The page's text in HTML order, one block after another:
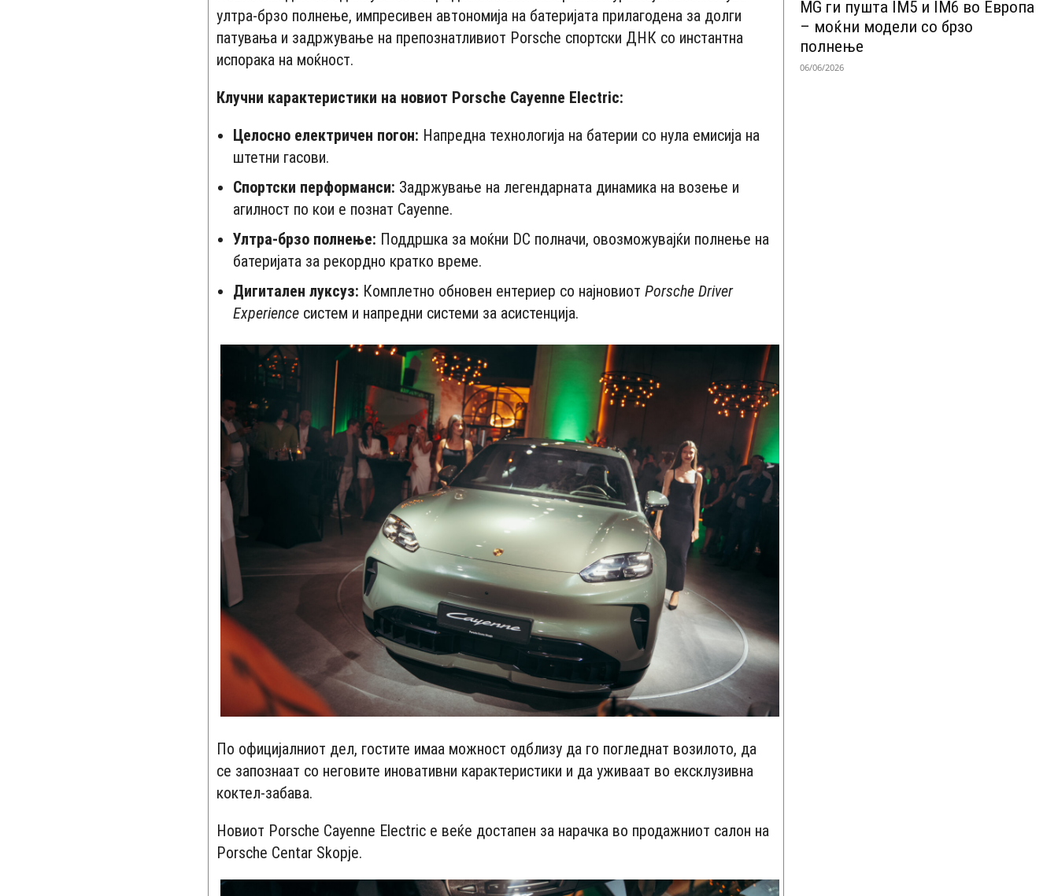
ултра-брзо полнење, импресивен автономија на батеријата прилагодена за долги
патувања и задржување на препознатливиот Porsche спортски ДНК со инстантна
испорака на моќност.
Клучни карактеристики на новиот Porsche Cayenne Electric:
Целосно електричен погон: Напредна технологија на батерии со нула емисија на
штетни гасови.
Спортски перформанси: Задржување на легендарната динамика на возење и
агилност по кои е познат Cayenne.
Ултра-брзо полнење: Поддршка за моќни DC полначи, овозможувајќи полнење на
батеријата за рекордно кратко време.
Дигитален луксуз: Комплетно обновен ентериер со најновиотPorsche Driver
Experience систем и напредни системи за асистенција.
По официјалниот дел, гостите имаа можност одблизу да го погледнат возилото, да
се запознаат со неговите иновативни карактеристики и да уживаат во ексклузивна
коктел-забава.
Новиот Porsche Cayenne Electric е веќе достапен за нарачкa во продажниот салон на
Porsche Centar Skopje.
MG ги пушта IM5 и IM6 во Европа
– моќни модели со брзо
полнење
06/06/2026